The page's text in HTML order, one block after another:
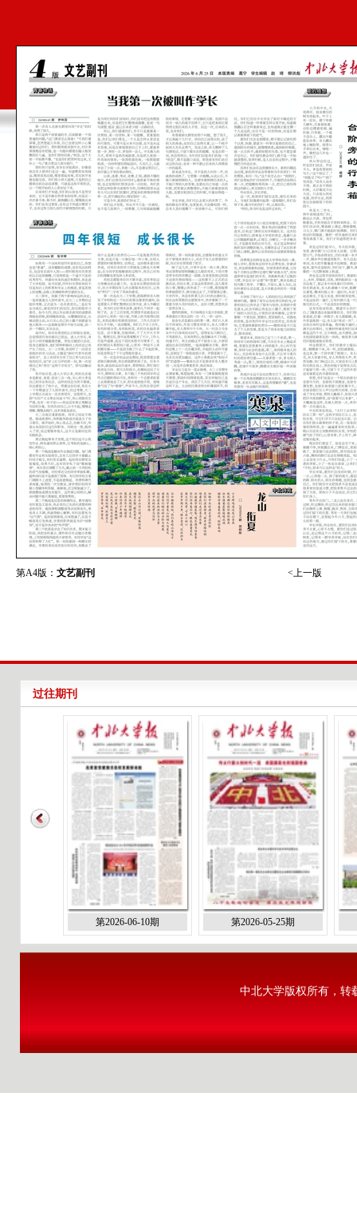
第A4版： 文艺副刊 <上一版
过往期刊
第2026-06-10期 第2026-05-25期
中北大学版权所有，转